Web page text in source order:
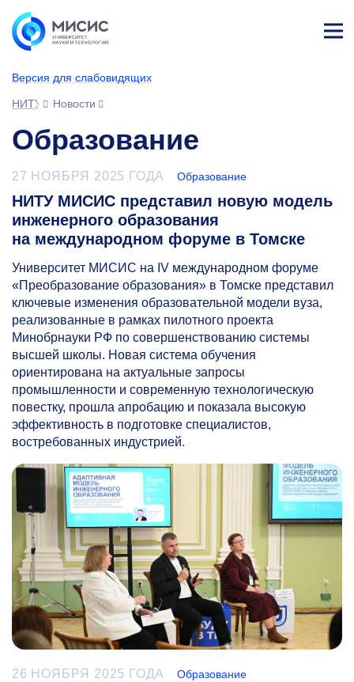
Версия для слабовидящих
НИТУ МИСИС
Новости
Образование
27 НОЯБРЯ 2025 ГОДА Образование
НИТУ МИСИС представил новую модель
инженерного образования
на международном форуме в Томске
Университет МИСИС на IV международном форуме
«Преобразование образования» в Томске представил
ключевые изменения образовательной модели вуза,
реализованные в рамках пилотного проекта
Минобрнауки РФ по совершенствованию системы
высшей школы. Новая система обучения
ориентирована на актуальные запросы
промышленности и современную технологическую
повестку, прошла апробацию и показала высокую
эффективность в подготовке специалистов,
востребованных индустрией.
26 НОЯБРЯ 2025 ГОДА Образование